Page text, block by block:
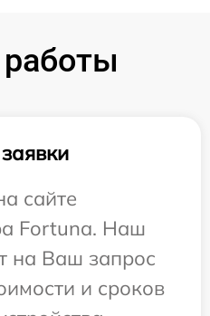
сайте
Fortuna. Наш
на Ваш запрос
и сроков